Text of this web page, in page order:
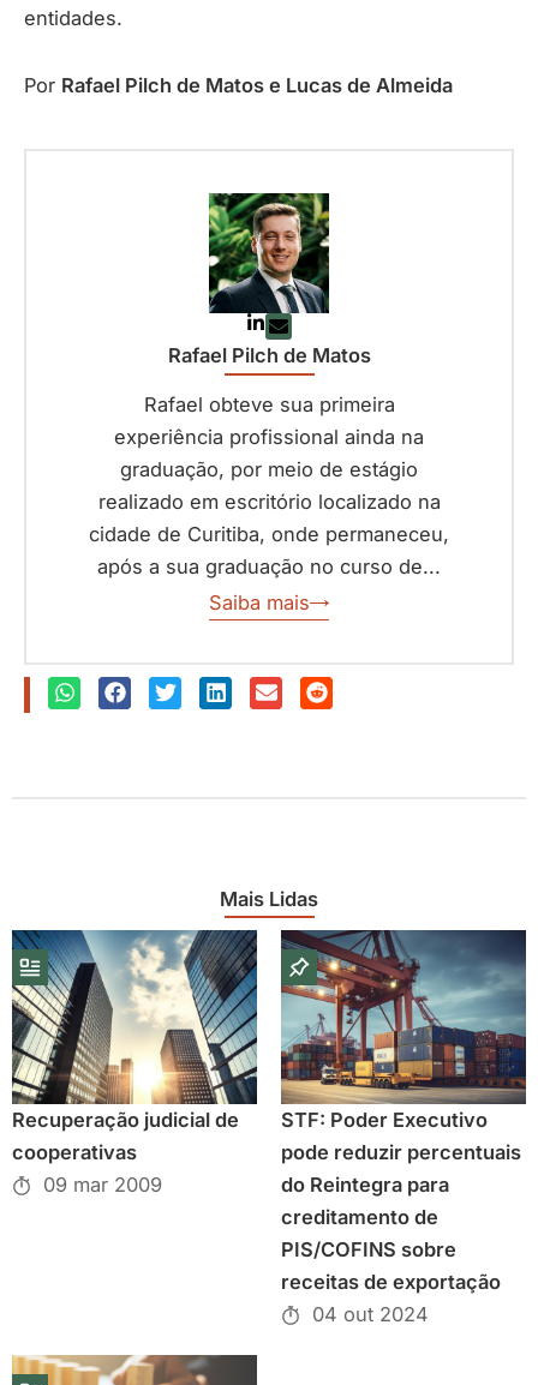
entidades.
Por Rafael Pilch de Matos e Lucas de Almeida
Rafael Pilch de Matos
Rafael obteve sua primeira
experiência profissional ainda na
graduação, por meio de estágio
realizado em escritório localizado na
cidade de Curitiba, onde permaneceu,
após a sua graduação no curso de...
Saiba mais
Mais Lidas
Recuperação judicial de
cooperativas
09 mar 2009
STF: Poder Executivo
pode reduzir percentuais
do Reintegra para
creditamento de
PIS/COFINS sobre
receitas de exportação
04 out 2024